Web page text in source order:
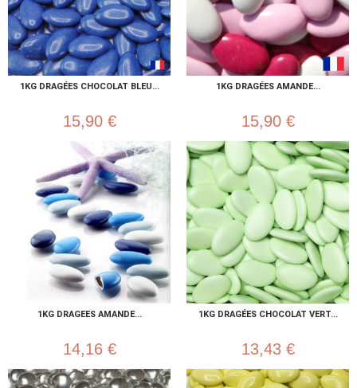
1KG DRAGÉES CHOCOLAT BLEU...
15,90 €
1KG DRAGÉES AMANDE...
15,90 €
1KG DRAGEES AMANDE...
14,16 €
1KG DRAGÉES CHOCOLAT VERT...
13,43 €